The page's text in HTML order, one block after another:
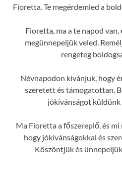
Fioretta. Te megérdemled a
Fioretta, ma a te napod
megünnepeljük veled.
rengeteg
Névnapodon kívánjuk, hogy
szeretett és támogatottan.
jókívánságot
Ma Fioretta a főszereplő, és
hogy jókívánságokkal és
Köszöntjük és